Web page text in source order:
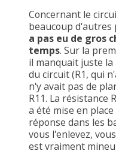
Concernant le
beaucoup d'autres
a pas eu de gros
temps. Sur la
il manquait juste
du circuit (R1, qui
n'y avait pas de
R11. La résistance
a été mise en
réponse dans les
vous l'enlevez,
est vraiment